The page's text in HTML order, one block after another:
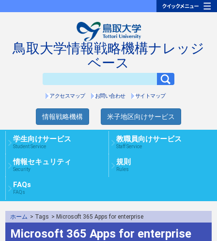
鳥取大学情報戦略機構ナレッジ
ベース
アクセスマップ お問い合わせ サイトマップ
情報戦略機構 米子地区向けサービス
学生向けサービス
Student Service
教職員向けサービス
Staff Service
情報セキュリティ
Security
規則
Rules
FAQs
FAQs
ホーム > Tags > Microsoft 365 Apps for enterprise
Microsoft 365 Apps for enterprise